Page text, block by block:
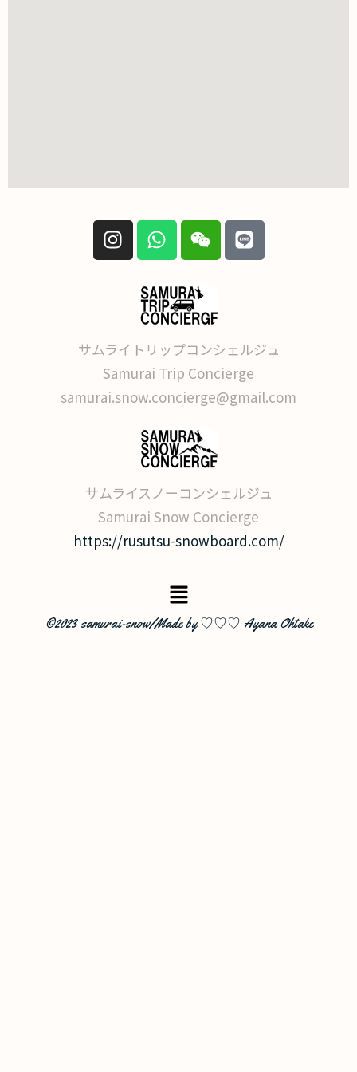
サムライトリップコンシェルジュ
Samurai Trip Concierge
samurai.snow.concierge@gmail.com
サムライスノーコンシェルジュ
Samurai Snow Concierge
https://rusutsu-snowboard.com/
©2023 samurai-snow/Made by ♡♡♡ Ayana Ohtake